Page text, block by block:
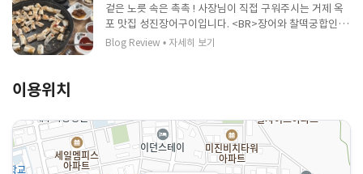
겉은 노릇 속은 촉촉 ! 사장님이 직접 구워주시는 거제 옥
포 맛집 성진장어구이입니다. <BR>장어와 찰떡궁합인 각
종 장아찌와 함께 드셔보세요~
Blog Review • 자세히 보기
이용위치